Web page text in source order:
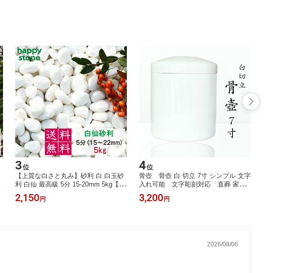
3位
【上質な白さと丸み】砂利 白 白玉砂
利 白仙 最高級 5分 15-20mm 5kg【送
料無料】ガーデニング DIY 墓 防犯 防
草 ジャリ ビオトープ アクアリウム
2,150 円
4位
骨壺 骨壺 白 切立 7寸 シンプル 文字
入れ可能 文字彫刻対応 直葬 家族
葬 分骨 手元供養 納骨 火葬 埋葬 分
骨 納骨 手元 供養 お彼岸 彼岸 法事
3,200 円
2026/08/06